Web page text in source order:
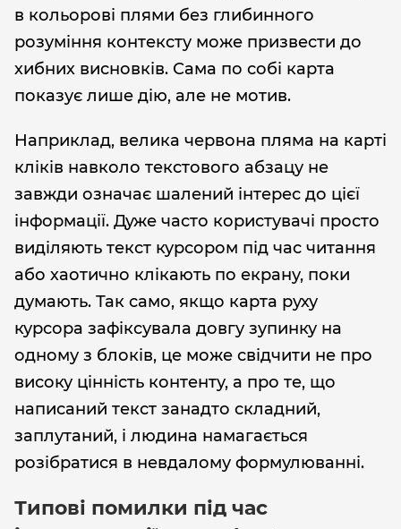
в кольорові плями без глибинного
розуміння контексту може призвести до
хибних висновків. Сама по собі карта
показує лише дію, але не мотив.
Наприклад, велика червона пляма на карті
кліків навколо текстового абзацу не
завжди означає шалений інтерес до цієї
інформації. Дуже часто користувачі просто
виділяють текст курсором під час читання
або хаотично клікають по екрану, поки
думають. Так само, якщо карта руху
курсора зафіксувала довгу зупинку на
одному з блоків, це може свідчити не про
високу цінність контенту, а про те, що
написаний текст занадто складний,
заплутаний, і людина намагається
розібратися в невдалому формулюванні.
Типові помилки під час